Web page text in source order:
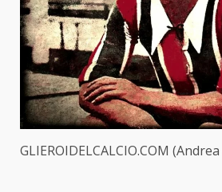
GLIEROIDELCALCIO.COM